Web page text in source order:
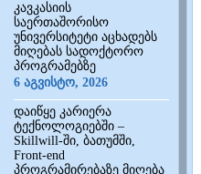
კავკასიის
საერთაშორისო
უნივერსიტეტი აცხადებს
მიღებას სადოქტორო
პროგრამებზე
6 აგვისტო, 2026
დაიწყე კარიერა
ტექნოლოგიებში –
Skillwill-ში, ბათუმში,
Front-end
პროგრამირებაზე მიღება